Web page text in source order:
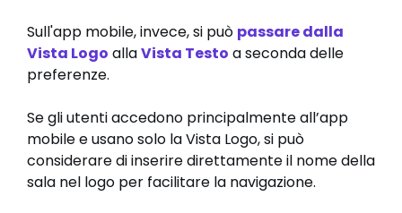
Sull'app mobile, invece, si può passare dalla
Vista Logo allaVista Testo a seconda delle
preferenze.
Se gli utenti accedono principalmente all’app
mobile e usano solo la Vista Logo, si può
considerare di inserire direttamente il nome della
sala nel logo per facilitare la navigazione.